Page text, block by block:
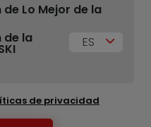
Lo Mejor de la
de la
ES
de privacidad